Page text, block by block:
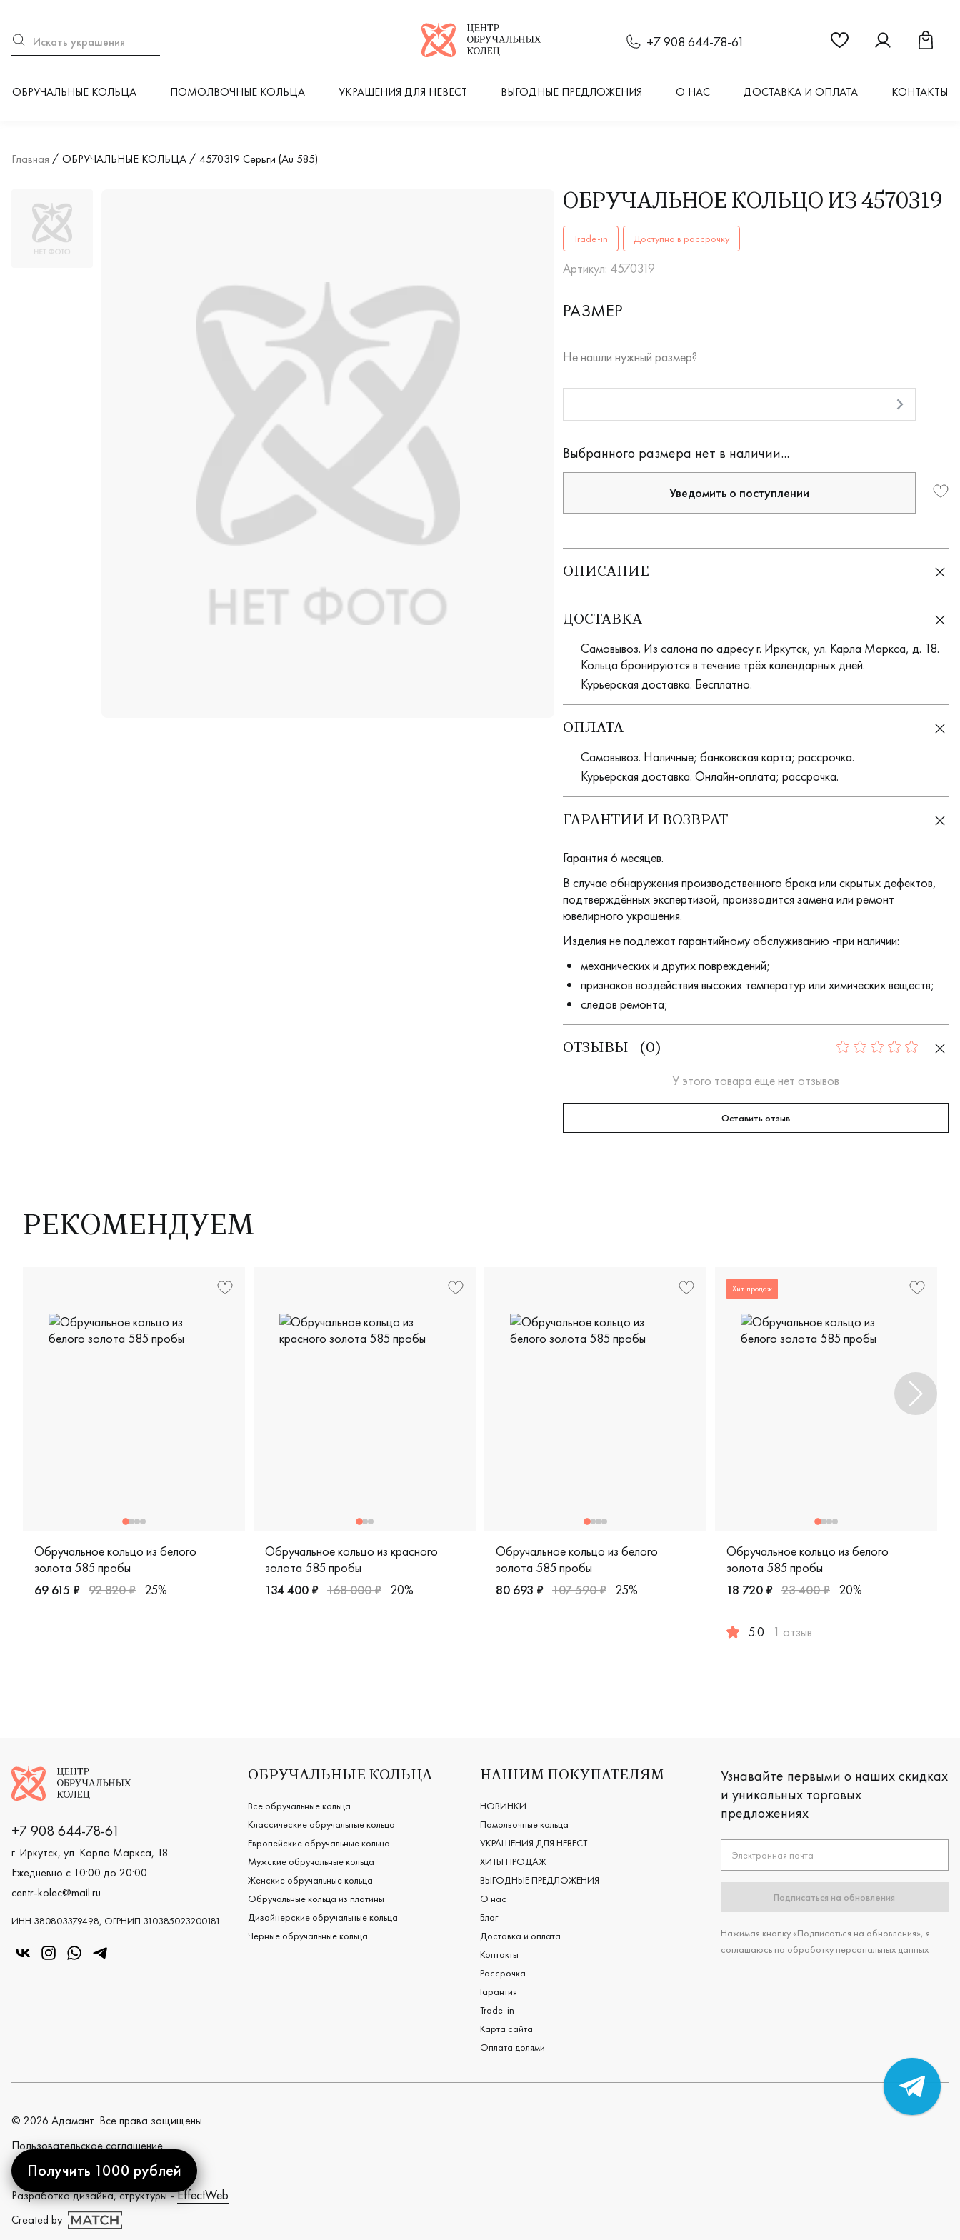
Логотип компании
+7 908 644-78-61 Ссылка на страницу
Ссылка наСсылка
ОБРУЧАЛЬНЫЕ КОЛЬЦА ПОМОЛВОЧНЫЕ КОЛЬЦА УКРАШЕНИЯ ДЛЯ НЕВЕСТ ВЫГОДНЫЕ ПРЕДЛОЖЕНИЯ О НАС ДОСТАВКА И ОПЛАТА КОНТАКТЫ
Главная ОБРУЧАЛЬНЫЕ КОЛЬЦА 4570319 Серьги (Au 585)
ОБРУЧАЛЬНОЕ КОЛЬЦО ИЗ 4570319
ОБРУЧАЛЬНЫЕ КОЛЬЦА4570319купить в Иркутске. ✔️ Высокое качество!
Trade-in Доступно в рассрочку
Артикул: 4570319
РАЗМЕР
Не нашли нужный размер?
Выбранного размера нет в наличии...
Уведомить о поступлении
ОПИСАНИЕ
ДОСТАВКА
Самовывоз. Из салона по адресу г. Иркутск, ул. Карла Маркса, д. 18.
Кольца бронируются в течение трёх календарных дней.
Курьерская доставка. Бесплатно.
ОПЛАТА
Самовывоз. Наличные; банковская карта; рассрочка.
Курьерская доставка. Онлайн-оплата; рассрочка.
ГАРАНТИИ И ВОЗВРАТ
Гарантия 6 месяцев.
В случае обнаружения производственного брака или скрытых дефектов,
подтверждённых экспертизой, производится замена или ремонт
ювелирного украшения.
Изделия не подлежат гарантийному обслуживанию -при наличии:
механических и других повреждений;
признаков воздействия высоких температур или химических веществ;
следов ремонта;
ОТЗЫВЫ ( 0 ) 0
У этого товара еще нет отзывов
Оставить отзыв
РЕКОМЕНДУЕМ
Обручальное кольцо из белого
золота 585 пробы
69 615 ₽ 92 820 ₽ 25%
Обручальное кольцо из красного
золота 585 пробы
134 400 ₽ 168 000 ₽ 20%
Обручальное кольцо из белого
золота 585 пробы
Женские, парные, белое золото 585 пробы, дизайнерская, 921840б
80 693 ₽ 107 590 ₽ 25%
Хит продаж
Обручальное кольцо из белого
золота 585 пробы
18 720 ₽ 23 400 ₽ 20%
5.0 1 отзыв
Логотип компании
+7 908 644-78-61
г. Иркутск, ул. Карла Маркса, 18
Ежедневно с 10:00 до 20:00
centr-kolec@mail.ru
ИНН 380803379498, ОГРНИП 310385023200181
«Центр колец» в VK
«Центр колец» в Instagram
«Центр колец» в Whatsapp
«Центр колец» в Telegram
ОБРУЧАЛЬНЫЕ КОЛЬЦА
Все обручальные кольца
Классические обручальные кольца
Европейские обручальные кольца
Мужские обручальные кольца
Женские обручальные кольца
Обручальные кольца из платины
Дизайнерские обручальные кольца
Черные обручальные кольца
НАШИМ ПОКУПАТЕЛЯМ
НОВИНКИ
Помолвочные кольца
УКРАШЕНИЯ ДЛЯ НЕВЕСТ
ХИТЫ ПРОДАЖ
ВЫГОДНЫЕ ПРЕДЛОЖЕНИЯ
О нас
Блог
Доставка и оплата
Контакты
Рассрочка
Гарантия
Trade-in
Карта сайта
Оплата долями
Узнавайте первыми о наших скидках
и уникальных торговых
предложениях
Электронная почта
Подписаться на обновления
Нажимая кнопку «Подписаться на обновления», я
соглашаюсь на обработку персональных данных
© 2026 Адамант. Все права защищены.
Пользовательское cоглашение
Политика конфиденциальности
Разработка дизайна, структуры -EffectWeb
Created by
Получить 1000 рублей